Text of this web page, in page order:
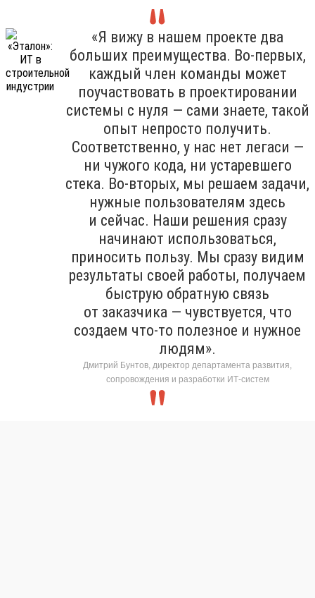
«Я вижу в нашем проекте два
больших преимущества. Во-первых,
каждый член команды может
поучаствовать в проектировании
системы с нуля — сами знаете, такой
опыт непросто получить.
Соответственно, у нас нет легаси —
ни чужого кода, ни устаревшего
стека. Во-вторых, мы решаем задачи,
нужные пользователям здесь
и сейчас. Наши решения сразу
начинают использоваться,
приносить пользу. Мы сразу видим
результаты своей работы, получаем
быструю обратную связь
от заказчика — чувствуется, что
создаем что-то полезное и нужное
людям».
Дмитрий Бунтов, директор департамента развития,
сопровождения и разработки ИТ-систем